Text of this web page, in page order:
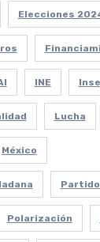
Elecciones
INE
Lucha
México
Polarización